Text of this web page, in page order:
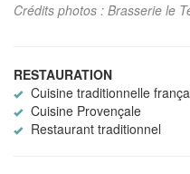
Crédits photos : Brasserie le
RESTAURATION
Cuisine traditionnelle
Cuisine Provençale
Restaurant traditionnel